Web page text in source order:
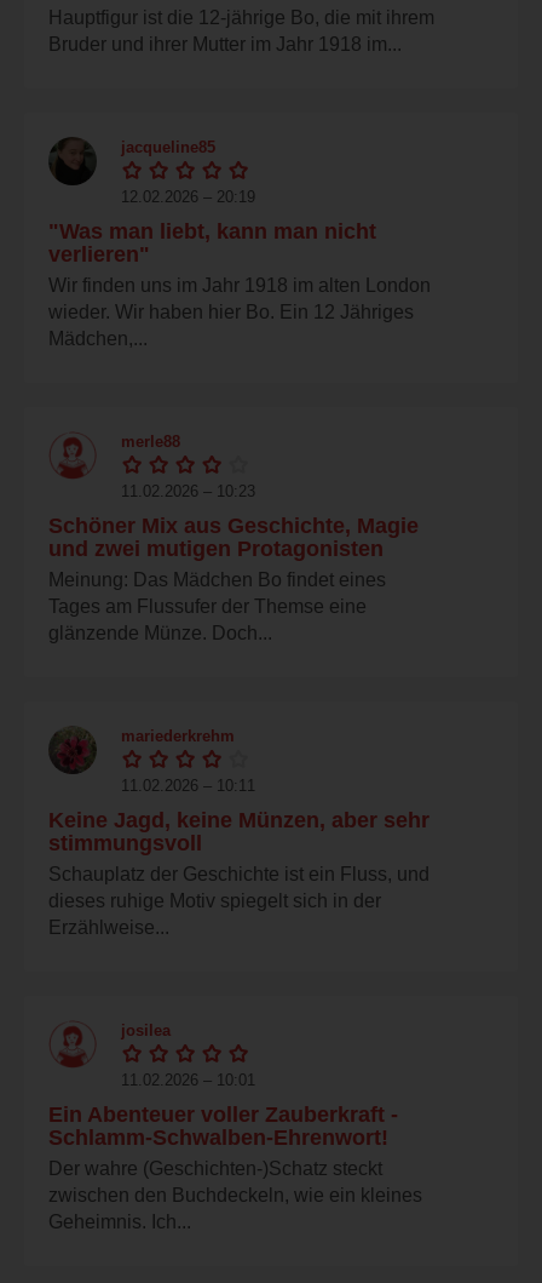
Hauptfigur ist die 12-jährige Bo, die mit ihrem
Bruder und ihrer Mutter im Jahr 1918 im...
jacqueline85
12.02.2026 – 20:19
"Was man liebt, kann man nicht
verlieren"
Wir finden uns im Jahr 1918 im alten London
wieder. Wir haben hier Bo. Ein 12 Jähriges
Mädchen,...
merle88
11.02.2026 – 10:23
Schöner Mix aus Geschichte, Magie
und zwei mutigen Protagonisten
Meinung: Das Mädchen Bo findet eines
Tages am Flussufer der Themse eine
glänzende Münze. Doch...
mariederkrehm
11.02.2026 – 10:11
Keine Jagd, keine Münzen, aber sehr
stimmungsvoll
Schauplatz der Geschichte ist ein Fluss, und
dieses ruhige Motiv spiegelt sich in der
Erzählweise...
josilea
11.02.2026 – 10:01
Ein Abenteuer voller Zauberkraft -
Schlamm-Schwalben-Ehrenwort!
Der wahre (Geschichten-)Schatz steckt
zwischen den Buchdeckeln, wie ein kleines
Geheimnis. Ich...